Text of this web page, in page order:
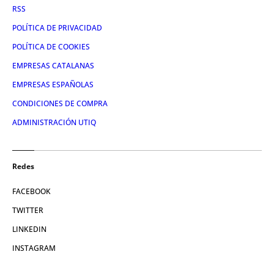
RSS
POLÍTICA DE PRIVACIDAD
POLÍTICA DE COOKIES
EMPRESAS CATALANAS
EMPRESAS ESPAÑOLAS
CONDICIONES DE COMPRA
ADMINISTRACIÓN UTIQ
Redes
FACEBOOK
TWITTER
LINKEDIN
INSTAGRAM